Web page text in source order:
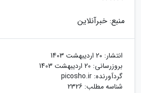
منبع: خبرآنلاین
انتشار: 20 اردیبهشت 1403
بروزرسانی: 20 اردیبهشت 1403
گردآورنده: picosho.ir
شناسه مطلب: 2326